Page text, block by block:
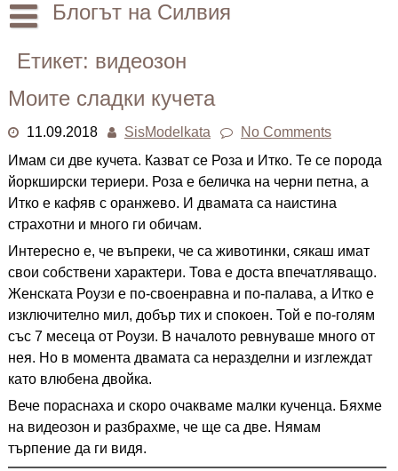
Skip
to
Блогът на Силвия
Етикет: видеозон
Моите сладки кучета
11.09.2018 SisModelkata
No Comments
Имам си две кучета. Казват се Роза и Итко. Те се порода
йоркширски териери. Роза е беличка на черни петна, а
Итко е кафяв с оранжево. И двамата са наистина
страхотни и много ги обичам.
Интересно е, че въпреки, че са животинки, сякаш имат
свои собствени характери. Това е доста впечатляващо.
Женската Роузи е по-своенравна и по-палава, а Итко е
изключително мил, добър тих и спокоен. Той е по-голям
със 7 месеца от Роузи. В началото ревнуваше много от
нея. Но в момента двамата са неразделни и изглеждат
като влюбена двойка.
Вече пораснаха и скоро очакваме малки кученца. Бяхме
на видеозон и разбрахме, че ще са две. Нямам
търпение да ги видя.